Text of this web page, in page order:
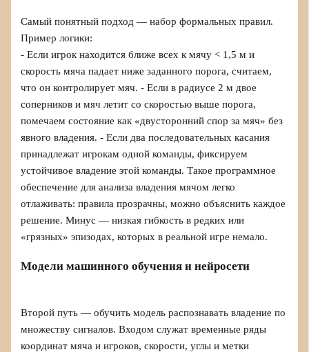
Самый понятный подход — набор формальных правил.
Пример логики:
- Если игрок находится ближе всех к мячу < 1,5 м и
скорость мяча падает ниже заданного порога, считаем,
что он контролирует мяч. - Если в радиусе 2 м двое
соперников и мяч летит со скоростью выше порога,
помечаем состояние как «двусторонний спор за мяч» без
явного владения. - Если два последовательных касания
принадлежат игрокам одной команды, фиксируем
устойчивое владение этой команды. Такое программное
обеспечение для анализа владения мячом легко
отлаживать: правила прозрачны, можно объяснить каждое
решение. Минус — низкая гибкость в редких или
«грязных» эпизодах, которых в реальной игре немало.
Модели машинного обучения и нейросети
Второй путь — обучить модель распознавать владение по
множеству сигналов. Входом служат временные ряды
координат мяча и игроков, скорости, углы и метки